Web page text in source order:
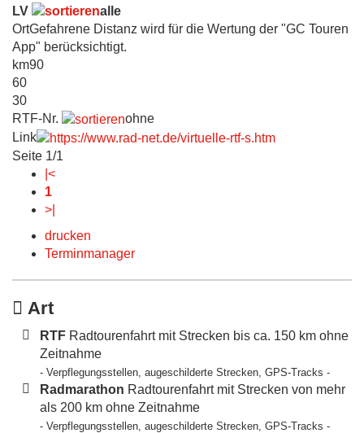
LV
alle
OrtGefahrene Distanz wird für die Wertung der "GC Touren
App" berücksichtigt.
km90
60
30
RTF-Nr.
ohne
Link
Seite 1/1
|<
1
>|
drucken
Terminmanager
Art
RTF Radtourenfahrt mit Strecken bis ca. 150 km ohne
Zeitnahme
- Verpflegungsstellen, augeschilderte Strecken, GPS-Tracks -
Radmarathon Radtourenfahrt mit Strecken von mehr
als 200 km ohne Zeitnahme
- Verpflegungsstellen, augeschilderte Strecken, GPS-Tracks -